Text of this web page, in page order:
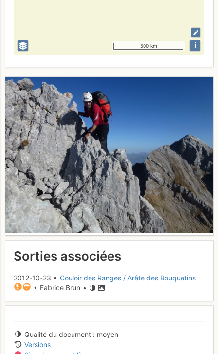
500 km i
Sorties associées
2012-10-23 • Couloir des Ranges / Arête des Bouquetins
• Fabrice Brun •
Qualité du document
moyen
Versions